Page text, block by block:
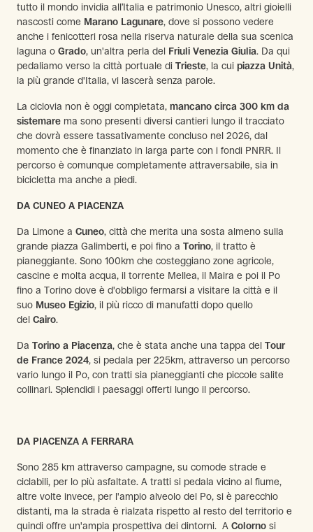
tutto il mondo invidia all’Italia e patrimonio Unesco, altri gioielli
nascosti come Marano Lagunare, dove si possono vedere
anche i fenicotteri rosa nella riserva naturale della sua scenica
laguna o Grado, un'altra perla del Friuli Venezia Giulia. Da qui
pedaliamo verso la città portuale di Trieste, la cui piazza Unità,
la più grande d'Italia, vi lascerà senza parole.
La ciclovia non è oggi completata, mancano circa 300 km da
sistemare ma sono presenti diversi cantieri lungo il tracciato
che dovrà essere tassativamente concluso nel 2026, dal
momento che è finanziato in larga parte con i fondi PNRR. Il
percorso è comunque completamente attraversabile, sia in
bicicletta ma anche a piedi.
DA CUNEO A PIACENZA
Da Limone a Cuneo, città che merita una sosta almeno sulla
grande piazza Galimberti, e poi fino a Torino, il tratto è
pianeggiante. Sono 100km che costeggiano zone agricole,
cascine e molta acqua, il torrente Mellea, il Maira e poi il Po
fino a Torino dove è d'obbligo fermarsi a visitare la città e il
suo Museo Egizio, il più ricco di manufatti dopo quello
del Cairo.
Da Torino a Piacenza, che è stata anche una tappa del Tour
de France 2024, si pedala per 225km, attraverso un percorso
vario lungo il Po, con tratti sia pianeggianti che piccole salite
collinari. Splendidi i paesaggi offerti lungo il percorso.
DA PIACENZA A FERRARA
Sono 285 km attraverso campagne, su comode strade e
ciclabili, per lo più asfaltate. A tratti si pedala vicino al fiume,
altre volte invece, per l'ampio alveolo del Po, si è parecchio
distanti, ma la strada è rialzata rispetto al resto del territorio e
quindi offre un'ampia prospettiva dei dintorni. A Colorno si